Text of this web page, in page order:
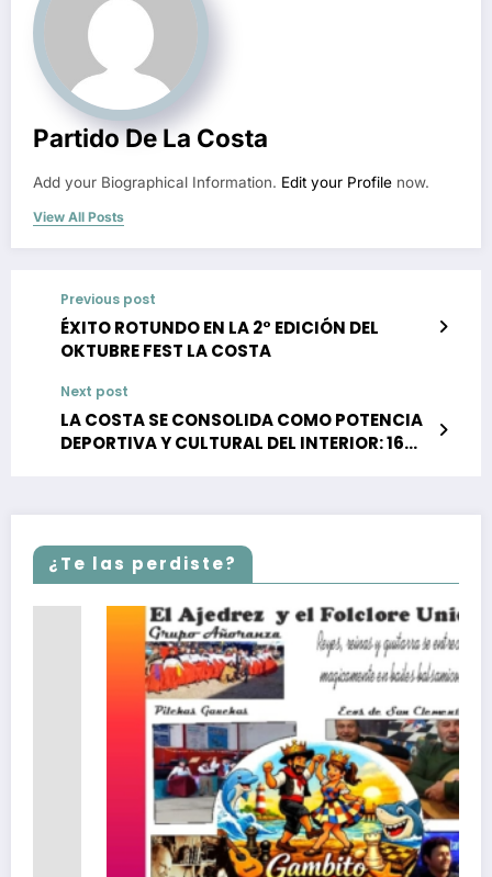
Partido De La Costa
Add your Biographical Information. Edit your Profile now.
View All Posts
Previous post
ÉXITO ROTUNDO EN LA 2° EDICIÓN DEL
OKTUBRE FEST LA COSTA
Next post
LA COSTA SE CONSOLIDA COMO POTENCIA
DEPORTIVA Y CULTURAL DEL INTERIOR: 16
¿Te las perdiste?